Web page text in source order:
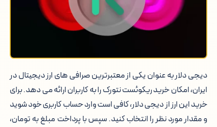
دیجی دلار به عنوان یکی از معتبرترین صرافی های ارز دیجیتال در
ایران، امکان خرید ریکوئست نتورک را به کاربران ارائه می دهد. برای
خرید این ارز از دیجی دلار، کافی است وارد حساب کاربری خود شوید
و مقدار مورد نظر را انتخاب کنید. سپس با پرداخت مبلغ به تومان،